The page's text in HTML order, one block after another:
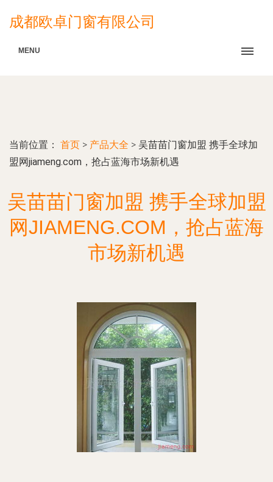
成都欧卓门窗有限公司
MENU
当前位置： 首页 > 产品大全 > 吴苗苗门窗加盟 携手全球加
盟网jiameng.com，抢占蓝海市场新机遇
吴苗苗门窗加盟 携手全球加盟
网JIAMENG.COM，抢占蓝海
市场新机遇